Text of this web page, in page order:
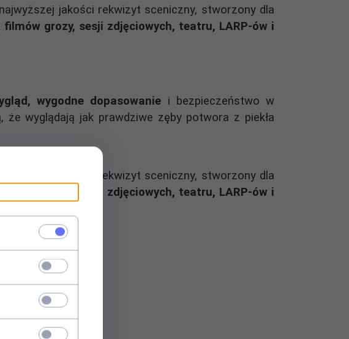
jakości rekwizyt sceniczny, stworzony dla
filmów grozy, sesji zdjęciowych, teatru, LARP-ów i
wygodne dopasowanie i bezpieczeństwo w
wyglądają jak prawdziwe zęby potwora z piekła
jakości rekwizyt sceniczny, stworzony dla
filmów grozy, sesji zdjęciowych, teatru, LARP-ów i